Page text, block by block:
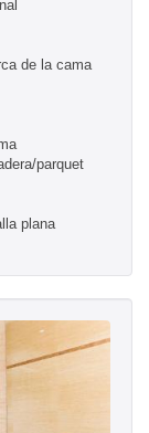
de la cama
parquet
plana